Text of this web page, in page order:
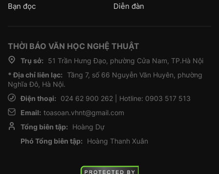
Bạn đọc
Diễn đàn
THỜI BÁO VĂN HỌC NGHỆ THUẬT
Trụ sở:
51 Trần Hưng Đạo, phường Cửa Nam, TP.Hà Nội
* Địa chỉ liên lạc: Tầng 7, số 66 Nguyễn Văn Huyên, phường
Nghĩa Đô, Hà Nội.
Điện thoại:
024 62 900 262 | Hotline: 0903 517 513
Email: toasoan.vhnt@gmail.com
Tổng biên tập:
Hoàng Dự
Phó Tổng biên tập:
Hoàng Thanh Xuân